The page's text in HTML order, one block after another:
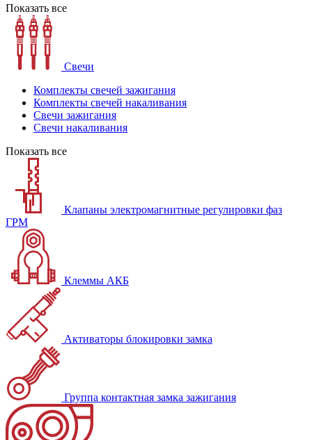
Показать все
Свечи
Комплекты свечей зажигания
Комплекты свечей накаливания
Свечи зажигания
Свечи накаливания
Показать все
Клапаны электромагнитные регулировки фаз
ГРМ
Клеммы АКБ
Активаторы блокировки замка
Группа контактная замка зажигания